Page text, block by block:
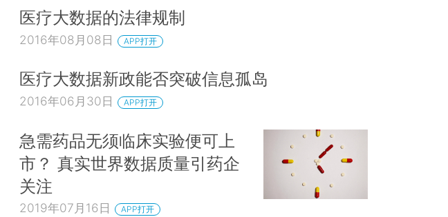
医疗大数据的法律规制
2016年08月08日 APP打开
医疗大数据新政能否突破信息孤岛
2016年06月30日 APP打开
急需药品无须临床实验便可上
市？ 真实世界数据质量引药企
关注
2019年07月16日 APP打开